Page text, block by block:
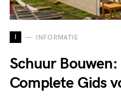
I INFORMATIE
Schuur Bouwen:
Complete Gids